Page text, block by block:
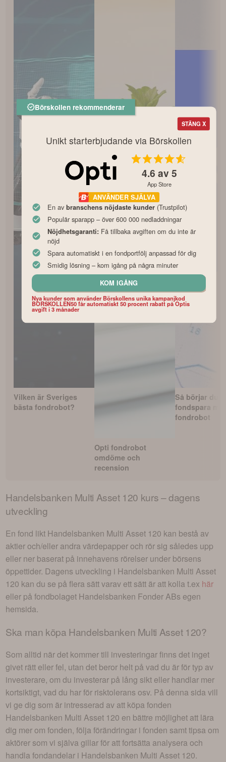
Vilken är Sveriges
bästa fondrobot?
Opti fondrobot
omdöme och
recension
Så börjar du
fondspara
fondrobot
Handelsbanken Multi Asset 120 kurs – dagens
utveckling
En fond likt Handelsbanken Multi Asset 120 kan bestå av
aktier och/eller andra värdepapper och rör sig således upp
eller ner baserat på innehavens rörelser under börsens
öppettider. Dagens utveckling i Handelsbanken Multi Asset
120 kan du se på flera sätt varav ett sätt är att kolla t.ex här
eller på fondbolaget Handelsbanken Fonder ABs egen
hemsida.
Ska man köpa Handelsbanken Multi Asset 120?
Som alltid när det kommer till investeringar finns det inget
givet rätt eller fel, utan det beror helt på vad du är för typ av
investerare, om du investerar på lång sikt eller handlar mer
kortsiktigt, vad du har för risktolerans osv. På denna sida vill
vi ge dig som är intresserad av att köpa fonden
Handelsbanken Multi Asset 120 en bättre möjlighet att lära
dig mer om fonden, följa förändringar i fonden samt tipsa om
aktörer som vi själva gillar för att fortsätta analysera och
handla fondandelar i Handelsbanken Multi Asset 120.
STÄNG X
Börskollen rekommenderar
Unikt starterbjudande via Börskollen
4.6 av 5
App Store
ANVÄNDER SJÄLVA
En av branschens nöjdaste kunder(Trustpilot)
Populär sparapp – över 600 000 nedladdningar
Nöjdhetsgaranti: Få tillbaka avgiften om du inte är
nöjd
Spara automatiskt i en fondportfölj anpassad för dig
Smidig lösning – kom igång på några minuter
KOM IGÅNG
Nya kunder som använder Börskollens unika kampanjkod
BORSKOLLEN50 får automatiskt 50 procent rabatt på Optis
avgift i 3 månader